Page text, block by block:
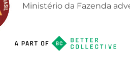
Ministério da Fazenda